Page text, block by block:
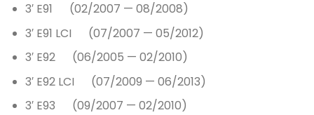
3′ E91 (02/2007 — 08/2008)
3′ E91 LCI (07/2007 — 05/2012)
3′ E92 (06/2005 — 02/2010)
3′ E92 LCI (07/2009 — 06/2013)
3′ E93 (09/2007 — 02/2010)